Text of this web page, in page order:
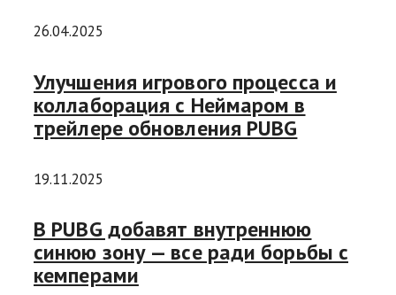
26.04.2025
Улучшения игрового процесса и
коллаборация с Неймаром в
трейлере обновления PUBG
19.11.2025
В PUBG добавят внутреннюю
синюю зону — все ради борьбы с
кемперами